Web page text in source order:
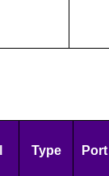
Type